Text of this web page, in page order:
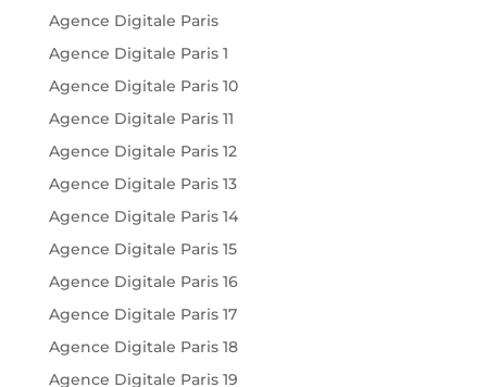
Agence Digitale Paris
Agence Digitale Paris 1
Agence Digitale Paris 10
Agence Digitale Paris 11
Agence Digitale Paris 12
Agence Digitale Paris 13
Agence Digitale Paris 14
Agence Digitale Paris 15
Agence Digitale Paris 16
Agence Digitale Paris 17
Agence Digitale Paris 18
Agence Digitale Paris 19